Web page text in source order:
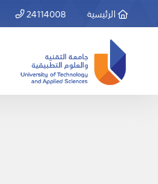
الرئيسية 24114008